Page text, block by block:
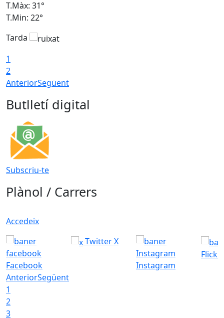
T.Màx: 31°
T.Min: 22°
Tarda
1
2
AnteriorSegüent
Butlletí digital
Subscriu-te
Plànol / Carrers
Accedeix
Facebook
Twitter X
Instagram
Flickr
AnteriorSegüent
1
2
3